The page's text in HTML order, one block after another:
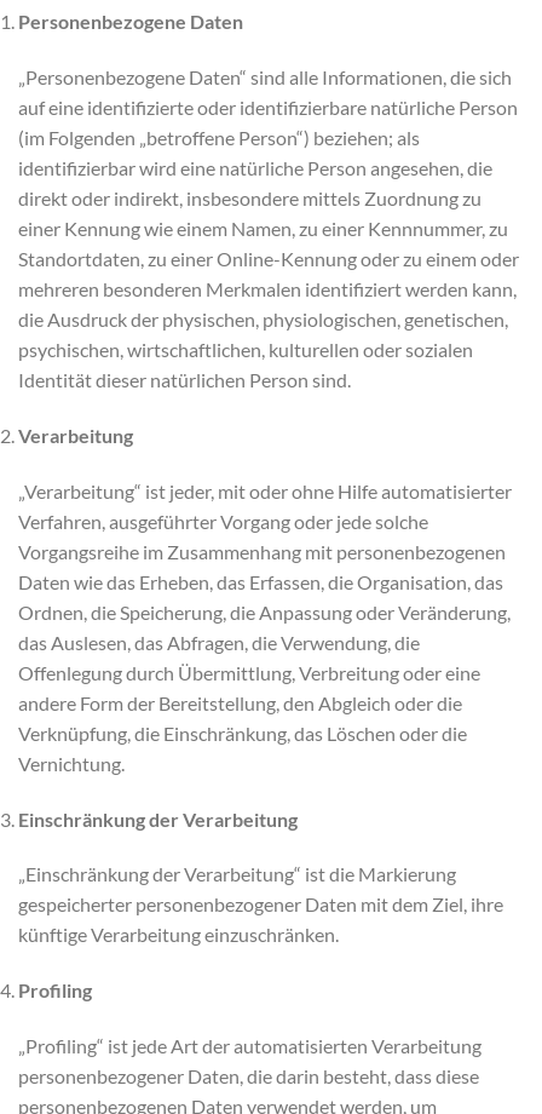
Personenbezogene Daten
„Personenbezogene Daten“ sind alle Informationen, die sich
auf eine identifizierte oder identifizierbare natürliche Person
(im Folgenden „betroffene Person“) beziehen; als
identifizierbar wird eine natürliche Person angesehen, die
direkt oder indirekt, insbesondere mittels Zuordnung zu
einer Kennung wie einem Namen, zu einer Kennnummer, zu
Standortdaten, zu einer Online-Kennung oder zu einem oder
mehreren besonderen Merkmalen identifiziert werden kann,
die Ausdruck der physischen, physiologischen, genetischen,
psychischen, wirtschaftlichen, kulturellen oder sozialen
Identität dieser natürlichen Person sind.
Verarbeitung
„Verarbeitung“ ist jeder, mit oder ohne Hilfe automatisierter
Verfahren, ausgeführter Vorgang oder jede solche
Vorgangsreihe im Zusammenhang mit personenbezogenen
Daten wie das Erheben, das Erfassen, die Organisation, das
Ordnen, die Speicherung, die Anpassung oder Veränderung,
das Auslesen, das Abfragen, die Verwendung, die
Offenlegung durch Übermittlung, Verbreitung oder eine
andere Form der Bereitstellung, den Abgleich oder die
Verknüpfung, die Einschränkung, das Löschen oder die
Vernichtung.
Einschränkung der Verarbeitung
„Einschränkung der Verarbeitung“ ist die Markierung
gespeicherter personenbezogener Daten mit dem Ziel, ihre
künftige Verarbeitung einzuschränken.
Profiling
„Profiling“ ist jede Art der automatisierten Verarbeitung
personenbezogener Daten, die darin besteht, dass diese
personenbezogenen Daten verwendet werden, um